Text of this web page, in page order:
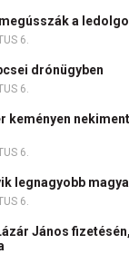
a
6.
drónügyben
6.
keményen
6.
legnagyobb
6.
János